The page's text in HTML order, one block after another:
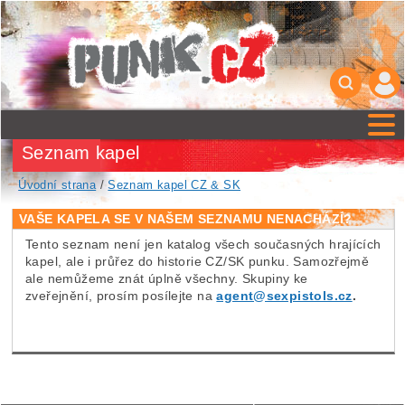
Seznam kapel
Úvodní strana/Seznam kapel CZ & SK
VAŠE KAPELA SE V NAŠEM SEZNAMU NENACHÁZÍ?
Tento seznam není jen katalog všech současných hrajících
kapel, ale i průřez do historie CZ/SK punku. Samozřejmě
ale nemůžeme znát úplně všechny. Skupiny ke
zveřejnění, prosím posílejte na agent@sexpistols.cz.